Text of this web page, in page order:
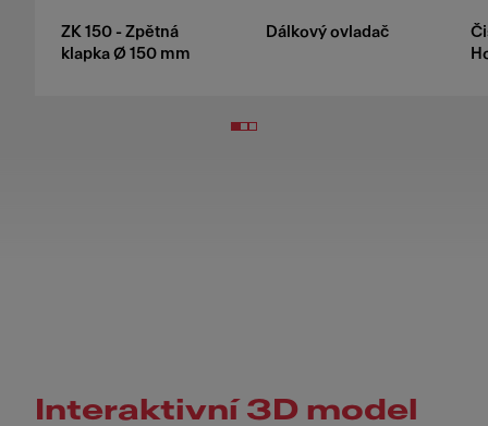
ZK 150 - Zpětná
klapka Ø 150 mm
Dálkový ovladač
Interaktivní 3D model